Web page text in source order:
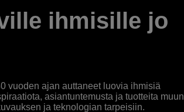
ihmisille jo
vuoden ajan auttaneet luovia ihmisiä
asiantuntemusta ja tuotteita muun
ja teknologian tarpeisiin.